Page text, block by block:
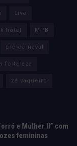
Live
hotel MPB
pré-carnaval
fortaleza
zé vaqueiro
e Mulher II” com
femininas